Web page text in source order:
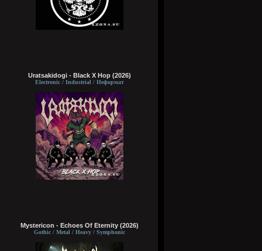
Uratsakidogi - Black X Hop (2026)
Electronic / Industrial / Неформат
Mystericon - Echoes Of Eternity (2026)
Gothic / Metal / Heavy / Symphonic